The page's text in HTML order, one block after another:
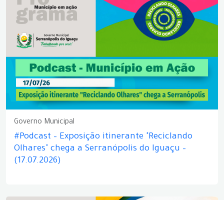
Governo Municipal
#Podcast – Exposição itinerante "Reciclando
Olhares" chega a Serranópolis do Iguaçu –
(17.07.2026)